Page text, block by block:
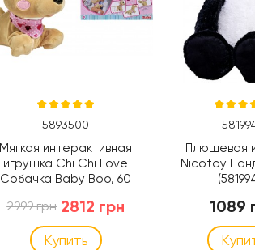
5893500
Мягкая интерактивная
игрушка Chi Chi Love
Собачка Baby Boo, 60
2999 грн 2812 грн
Купить
Плюшевая
Nicotoy
1089